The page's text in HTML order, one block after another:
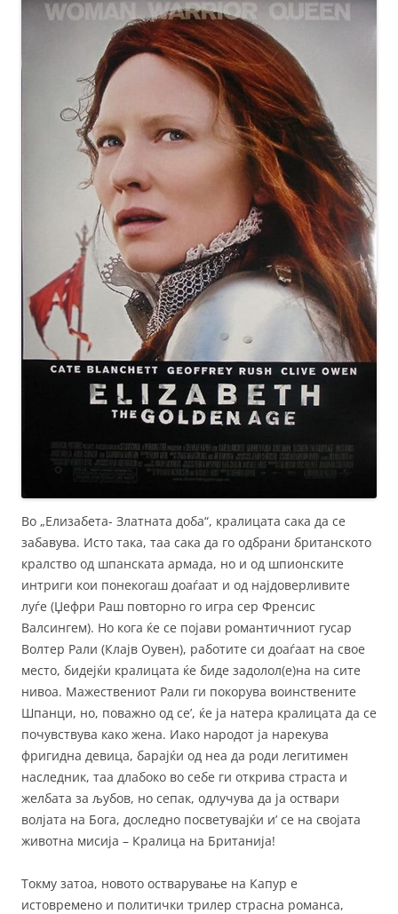
Во „Елизабета- Златната доба“, кралицата сака да се
забавува. Исто така, таа сака да го одбрани британското
кралство од шпанската армада, но и од шпионските
интриги кои понекогаш доаѓаат и од најдоверливите
луѓе (Џефри Раш повторно го игра сер Френсис
Валсингем). Но кога ќе се појави романтичниот гусар
Волтер Рали (Клајв Оувен), работите си доаѓаат на свое
место, бидејќи кралицата ќе биде задолол(е)на на сите
нивоа. Мажествениот Рали ги покорува воинствените
Шпанци, но, поважно од се’, ќе ја натера кралицата да се
почувствува како жена. Иако народот ја нарекува
фригидна девица, барајќи од неа да роди легитимен
наследник, таа длабоко во себе ги открива страста и
желбата за љубов, но сепак, одлучува да ја оствари
волјата на Бога, доследно посветувајќи и’ се на својата
животна мисија – Кралица на Британија!
Токму затоа, новото остварување на Капур е
истовремено и политички трилер страсна романса,